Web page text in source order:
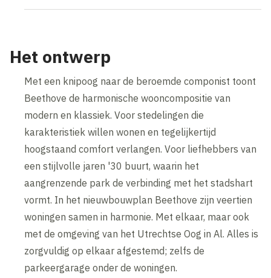
Het ontwerp
Met een knipoog naar de beroemde componist toont
Beethove de harmonische wooncompositie van
modern en klassiek. Voor stedelingen die
karakteristiek willen wonen en tegelijkertijd
hoogstaand comfort verlangen. Voor liefhebbers van
een stijlvolle jaren '30 buurt, waarin het
aangrenzende park de verbinding met het stadshart
vormt. In het nieuwbouwplan Beethove zijn veertien
woningen samen in harmonie. Met elkaar, maar ook
met de omgeving van het Utrechtse Oog in Al. Alles is
zorgvuldig op elkaar afgestemd; zelfs de
parkeergarage onder de woningen.